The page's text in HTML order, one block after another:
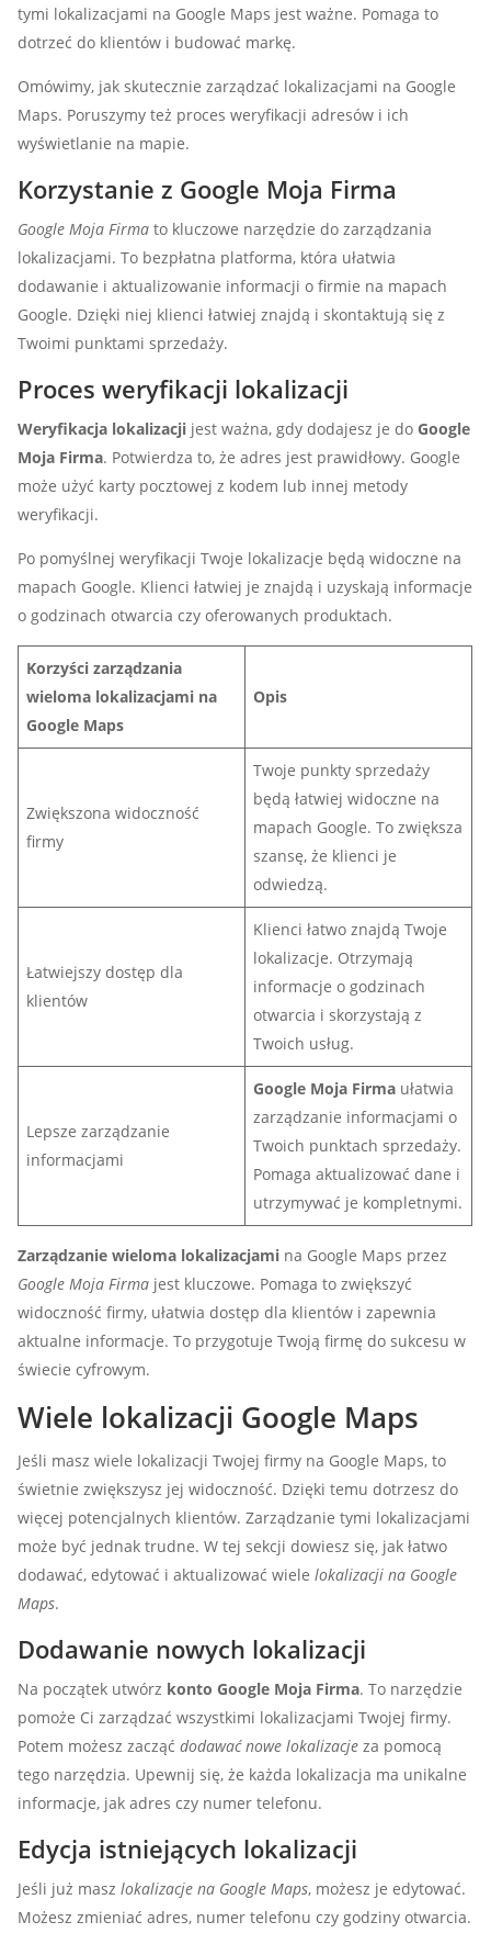
tymi lokalizacjami na Google Maps jest ważne. Pomaga to
dotrzeć do klientów i budować markę.
Omówimy, jak skutecznie zarządzać lokalizacjami na Google
Maps. Poruszymy też proces weryfikacji adresów i ich
wyświetlanie na mapie.
Korzystanie z Google Moja Firma
Google Moja Firma to kluczowe narzędzie do zarządzania
lokalizacjami. To bezpłatna platforma, która ułatwia
dodawanie i aktualizowanie informacji o firmie na mapach
Google. Dzięki niej klienci łatwiej znajdą i skontaktują się z
Twoimi punktami sprzedaży.
Proces weryfikacji lokalizacji
Weryfikacja lokalizacji jest ważna, gdy dodajesz je doGoogle
Moja Firma. Potwierdza to, że adres jest prawidłowy. Google
może użyć karty pocztowej z kodem lub innej metody
weryfikacji.
Po pomyślnej weryfikacji Twoje lokalizacje będą widoczne na
mapach Google. Klienci łatwiej je znajdą i uzyskają informacje
o godzinach otwarcia czy oferowanych produktach.
Korzyści zarządzania
wieloma lokalizacjami na
Google Maps
Opis
Zwiększona widoczność
firmy
Twoje punkty sprzedaży
będą łatwiej widoczne na
mapach Google. To zwiększa
szansę, że klienci je
odwiedzą.
Łatwiejszy dostęp dla
klientów
Klienci łatwo znajdą Twoje
lokalizacje. Otrzymają
informacje o godzinach
otwarcia i skorzystają z
Twoich usług.
Lepsze zarządzanie
informacjami
Google Moja Firma ułatwia
zarządzanie informacjami o
Twoich punktach sprzedaży.
Pomaga aktualizować dane i
utrzymywać je kompletnymi.
Zarządzanie wieloma lokalizacjami na Google Maps przez
Google Moja Firma jest kluczowe. Pomaga to zwiększyć
widoczność firmy, ułatwia dostęp dla klientów i zapewnia
aktualne informacje. To przygotuje Twoją firmę do sukcesu w
świecie cyfrowym.
Wiele lokalizacji Google Maps
Jeśli masz wiele lokalizacji Twojej firmy na Google Maps, to
świetnie zwiększysz jej widoczność. Dzięki temu dotrzesz do
więcej potencjalnych klientów. Zarządzanie tymi lokalizacjami
może być jednak trudne. W tej sekcji dowiesz się, jak łatwo
dodawać, edytować i aktualizować wielelokalizacji na Google
Maps.
Dodawanie nowych lokalizacji
Na początek utwórz konto Google Moja Firma. To narzędzie
pomoże Ci zarządzać wszystkimi lokalizacjami Twojej firmy.
Potem możesz zacząćdodawać nowe lokalizacje za pomocą
tego narzędzia. Upewnij się, że każda lokalizacja ma unikalne
informacje, jak adres czy numer telefonu.
Edycja istniejących lokalizacji
Jeśli już maszlokalizacje na Google Maps, możesz je edytować.
Możesz zmieniać adres, numer telefonu czy godziny otwarcia.